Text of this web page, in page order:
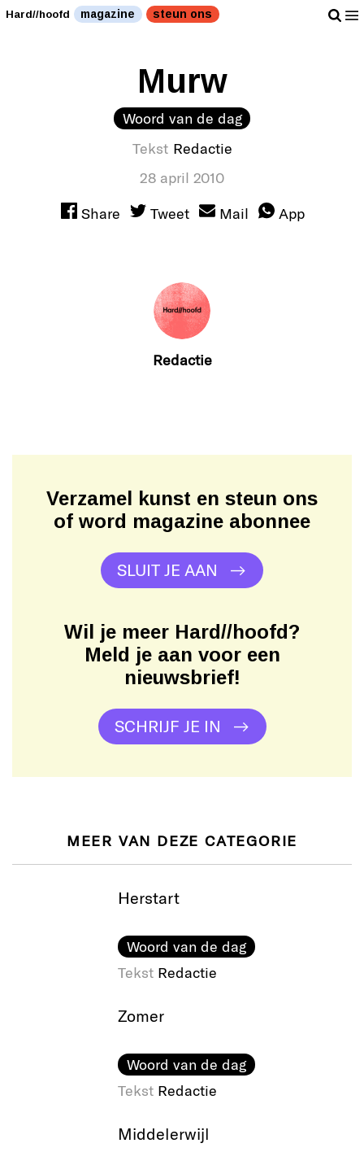
Hard//hoofd magazine steun ons
Murw
Woord van de dag
Tekst Redactie
28 april 2010
Share
Tweet Mail App
Redactie
Verzamel kunst en steun ons
of word magazine abonnee
SLUIT JE AAN
Wil je meer Hard//hoofd?
Meld je aan voor een
nieuwsbrief!
SCHRIJF JE IN
MEER VAN DEZE CATEGORIE
Herstart
Woord van de dag
Tekst Redactie
Zomer
Woord van de dag
Tekst Redactie
Middelerwijl